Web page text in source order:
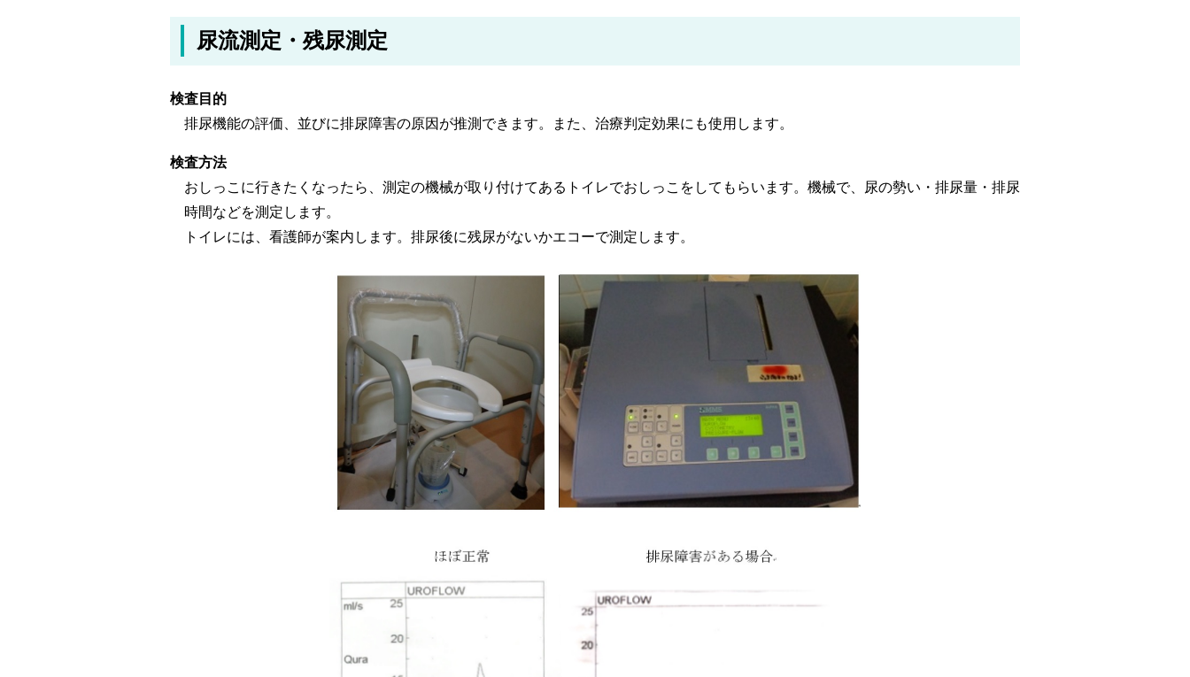
尿流測定・残尿測定
検査目的
排尿機能の評価、並びに排尿障害の原因が推測できます。また、治療判定効果にも使用します。
検査方法
おしっこに行きたくなったら、測定の機械が取り付けてあるトイレでおしっこをしてもらいます。機械で、尿の勢い・排尿量・排尿
時間などを測定します。
トイレには、看護師が案内します。排尿後に残尿がないかエコーで測定します。